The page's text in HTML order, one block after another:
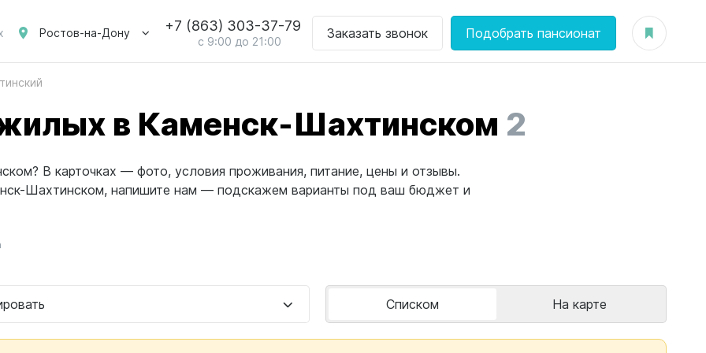
Ростов-на-Дону +7 (863) 303-37-79
с 9:00 до 21:00
Заказать звонок Подобрать пансионат
в Каменск-Шахтинском 2
В карточках — фото, условия проживания, питание, цены и отзывы.
Шахтинском, напишите нам — подскажем варианты под ваш бюджет и
Списком На карте